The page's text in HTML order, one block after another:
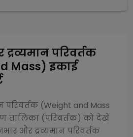
परिवर्तक
Mass) इकाई
परिवर्तक (Weight and Mass
तालिका (परिवर्तक) को देखें
भार और द्रव्यमान परिवर्तक